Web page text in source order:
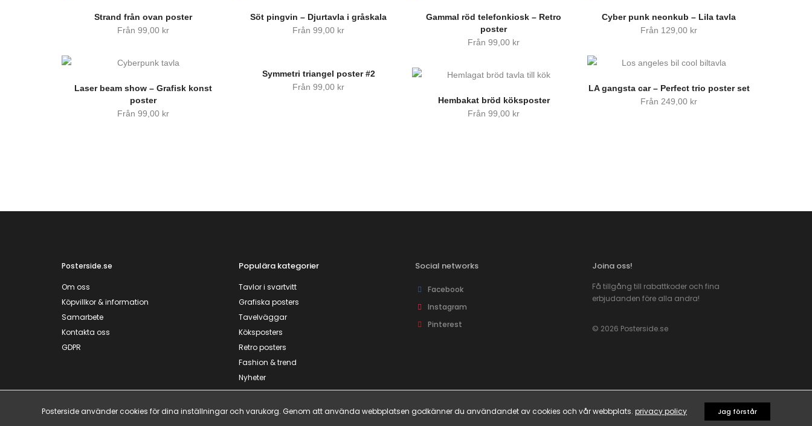
Strand från ovan poster
Från 99,00 kr
Söt pingvin – Djurtavla i gråskala
Från 99,00 kr
Gammal röd telefonkiosk – Retro
poster
Från 99,00 kr
Cyber punk neonkub – Lila tavla
Från 129,00 kr
Laser beam show – Grafisk konst
poster
Från 99,00 kr
Symmetri triangel poster #2
Från 99,00 kr
LA gangsta car – Perfect trio poster set
Från 249,00 kr
Hembakat bröd köksposter
Från 99,00 kr
Posterside.se
Om oss
Köpvillkor & information
Samarbete
Kontakta oss
GDPR
Populära kategorier
Tavlor i svartvitt
Grafiska posters
Tavelväggar
Köksposters
Retro posters
Fashion & trend
Nyheter
Social networks
Facebook
Instagram
Pinterest
Joina oss!
Få tillgång till rabattkoder och fina
erbjudanden före alla andra!
© 2026 Posterside.se
Posterside använder cookies för dina inställningar och varukorg. Genom att använda webbplatsen godkänner du användandet av cookies och vår webbplats. privacy policy Jag förstår